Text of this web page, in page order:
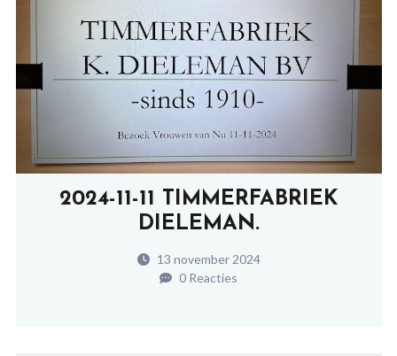
2024-11-11 TIMMERFABRIEK
DIELEMAN.
13 november 2024
0 Reacties